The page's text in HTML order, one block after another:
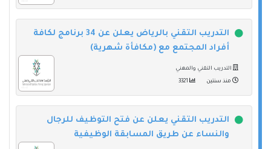
التدريب التقني بالرياض يعلن عن 34 برنامج لكافة
أفراد المجتمع مع (مكافأة شهرية)
التدريب التقني والمهني
منذ سنتين
التدريب التقني يعلن عن فتح التوظيف للرجال
والنساء عن طريق المسابقة الوظيفية